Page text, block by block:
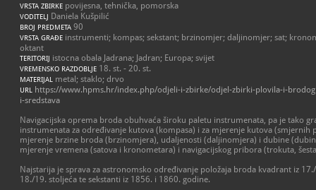
VRSTA ZBIRKE povijesna, tehnička, pomorska
VODITELJ Daniela Kušpilić
BROJ PREDMETA 90
VRSTA GRAĐE instrumenti; kompas; sekstant; brzinomjer; daljinomjer; sat;
oktant
TERITORIJ istocna obala Jadrana; Jadran; Europa; svijet
VREMENSKO RAZDOBLJE 18. st. - 20. st.
MATERIJAL metal; staklo; drvo
URL
https://www.hpms.hr/index.php/odjeli-i-zbirke/odjel-zbirki-plovila-i-
i-sredstava
Navigacijska oprema broda obuhvaća široku paletu instrumenata, pa je tako
instrumenata za određivanje kutova (kompasa) i za mjerenje kutova (smjernih
mjerenje brzine broda (brzinomjera), udaljenosti (daljinomjera) i dubine
mjerenje vremena (satova i kronometara) i navigacijskog pribora (trokuta,
Najstarija je sprava za astronomsko određivanje položaja broda kvadrant iz
18./19. stoljeća te sekstanti iz 1856. i 1860. godine.